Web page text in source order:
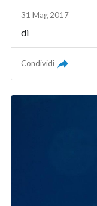
31 Mag 2017
di
Condividi